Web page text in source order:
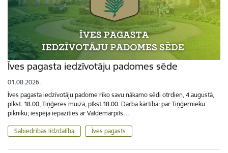
Īves pagasta iedzīvotāju padomes sēde
01.08.2026.
Īves pagasta iedzīvotāju padome rīko savu nākamo sēdi otrdien, 4.augustā,
plkst. 18.00, Tiņģeres muižā, plkst.18.00. Darba kārtība: par Tiņģernieku
pikniku; iespēja iepazīties ar Valdemārpils…
Sabiedrības līdzdalība Īves pagasts